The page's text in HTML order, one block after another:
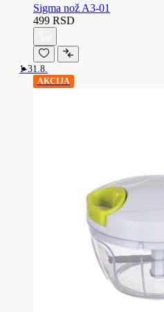
Sigma nož A3-01
499 RSD
1-31.8.
AKCIJA